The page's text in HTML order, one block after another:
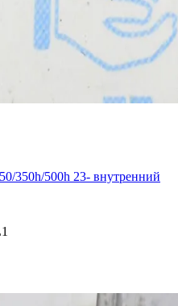
350h/500h 23- внутренний